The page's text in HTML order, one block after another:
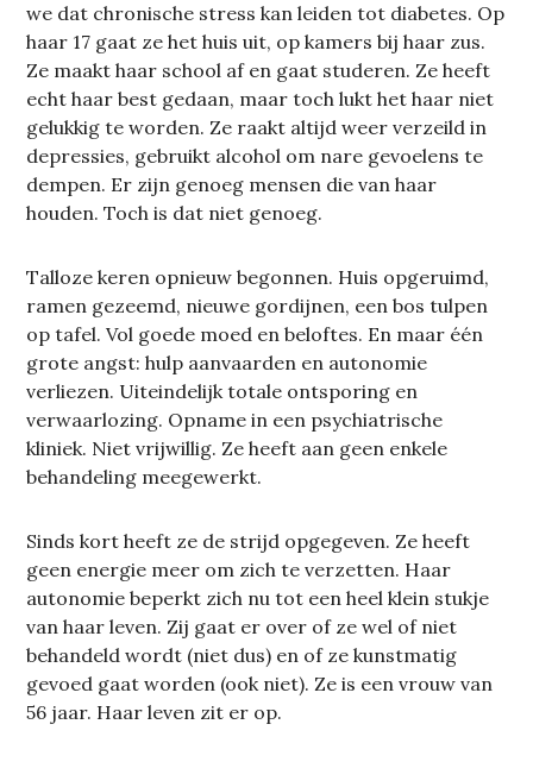
we dat chronische stress kan leiden tot diabetes. Op
haar 17 gaat ze het huis uit, op kamers bij haar zus.
Ze maakt haar school af en gaat studeren. Ze heeft
echt haar best gedaan, maar toch lukt het haar niet
gelukkig te worden. Ze raakt altijd weer verzeild in
depressies, gebruikt alcohol om nare gevoelens te
dempen. Er zijn genoeg mensen die van haar
houden. Toch is dat niet genoeg.
Talloze keren opnieuw begonnen. Huis opgeruimd,
ramen gezeemd, nieuwe gordijnen, een bos tulpen
op tafel. Vol goede moed en beloftes. En maar één
grote angst: hulp aanvaarden en autonomie
verliezen. Uiteindelijk totale ontsporing en
verwaarlozing. Opname in een psychiatrische
kliniek. Niet vrijwillig. Ze heeft aan geen enkele
behandeling meegewerkt.
Sinds kort heeft ze de strijd opgegeven. Ze heeft
geen energie meer om zich te verzetten. Haar
autonomie beperkt zich nu tot een heel klein stukje
van haar leven. Zij gaat er over of ze wel of niet
behandeld wordt (niet dus) en of ze kunstmatig
gevoed gaat worden (ook niet). Ze is een vrouw van
56 jaar. Haar leven zit er op.